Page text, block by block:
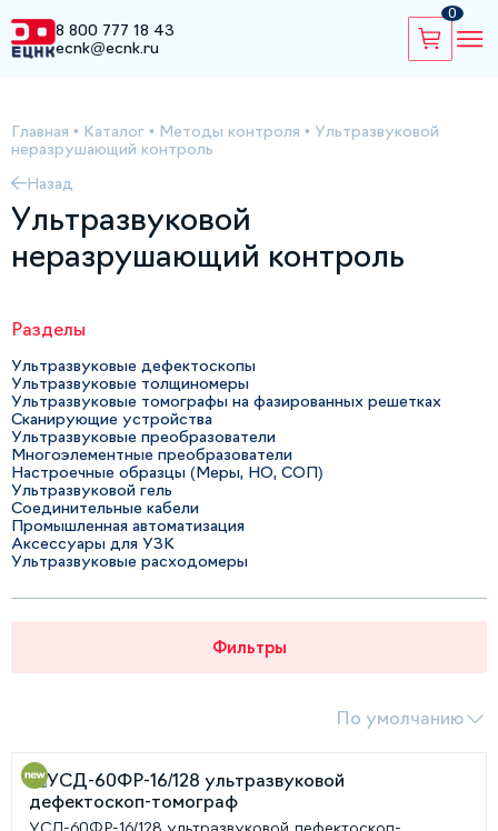
8 800 777 18 43
ecnk@ecnk.ru
0
Главная • Каталог • Методы контроля • Ультразвуковой
неразрушающий контроль
Назад
Ультразвуковой
неразрушающий контроль
Разделы
Ультразвуковые дефектоскопы
Ультразвуковые толщиномеры
Ультразвуковые томографы на фазированных решетках
Сканирующие устройства
Ультразвуковые преобразователи
Многоэлементные преобразователи
Настроечные образцы (Меры, НО, СОП)
Ультразвуковой гель
Соединительные кабели
Промышленная автоматизация
Аксессуары для УЗК
Ультразвуковые расходомеры
Фильтры
По умолчанию
УСД-60ФР-16/128 ультразвуковой дефектоскоп-